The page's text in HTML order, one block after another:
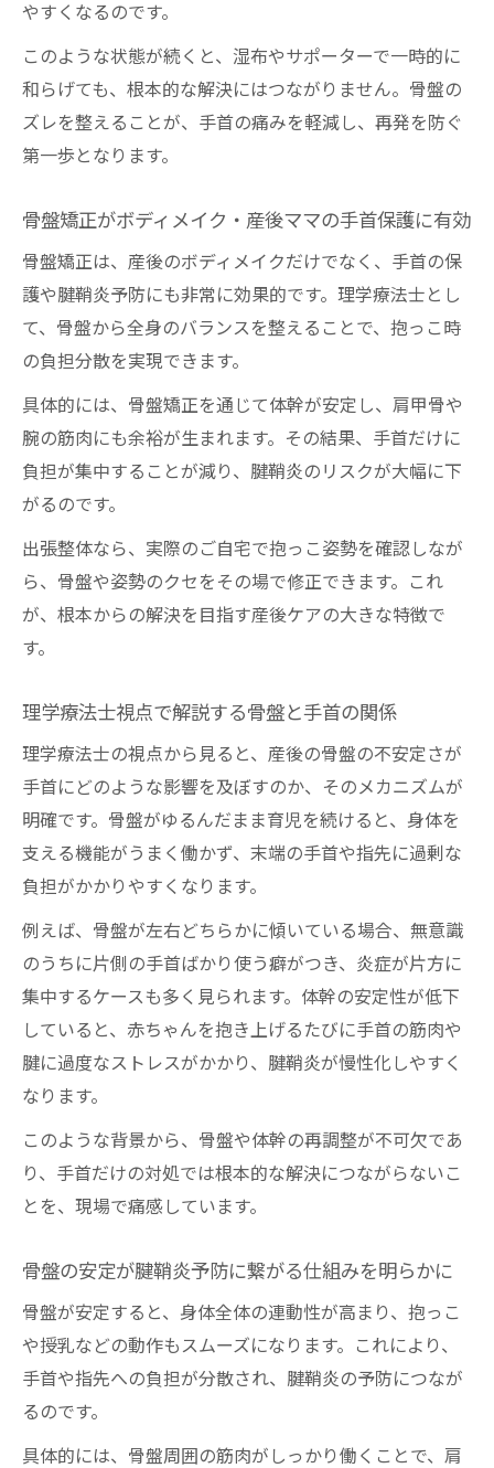
やすくなるのです。
このような状態が続くと、湿布やサポーターで一時的に
和らげても、根本的な解決にはつながりません。骨盤の
ズレを整えることが、手首の痛みを軽減し、再発を防ぐ
第一歩となります。
骨盤矯正がボディメイク・産後ママの手首保護に有効
骨盤矯正は、産後のボディメイクだけでなく、手首の保
護や腱鞘炎予防にも非常に効果的です。理学療法士とし
て、骨盤から全身のバランスを整えることで、抱っこ時
の負担分散を実現できます。
具体的には、骨盤矯正を通じて体幹が安定し、肩甲骨や
腕の筋肉にも余裕が生まれます。その結果、手首だけに
負担が集中することが減り、腱鞘炎のリスクが大幅に下
がるのです。
出張整体なら、実際のご自宅で抱っこ姿勢を確認しなが
ら、骨盤や姿勢のクセをその場で修正できます。これ
が、根本からの解決を目指す産後ケアの大きな特徴で
す。
理学療法士視点で解説する骨盤と手首の関係
理学療法士の視点から見ると、産後の骨盤の不安定さが
手首にどのような影響を及ぼすのか、そのメカニズムが
明確です。骨盤がゆるんだまま育児を続けると、身体を
支える機能がうまく働かず、末端の手首や指先に過剰な
負担がかかりやすくなります。
例えば、骨盤が左右どちらかに傾いている場合、無意識
のうちに片側の手首ばかり使う癖がつき、炎症が片方に
集中するケースも多く見られます。体幹の安定性が低下
していると、赤ちゃんを抱き上げるたびに手首の筋肉や
腱に過度なストレスがかかり、腱鞘炎が慢性化しやすく
なります。
このような背景から、骨盤や体幹の再調整が不可欠であ
り、手首だけの対処では根本的な解決につながらないこ
とを、現場で痛感しています。
骨盤の安定が腱鞘炎予防に繋がる仕組みを明らかに
骨盤が安定すると、身体全体の連動性が高まり、抱っこ
や授乳などの動作もスムーズになります。これにより、
手首や指先への負担が分散され、腱鞘炎の予防につなが
るのです。
具体的には、骨盤周囲の筋肉がしっかり働くことで、肩